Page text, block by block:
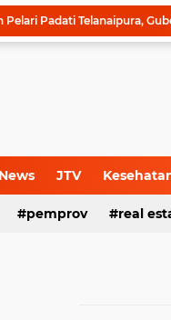
JTV
pemprov real